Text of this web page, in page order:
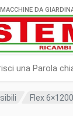
DA
Flex